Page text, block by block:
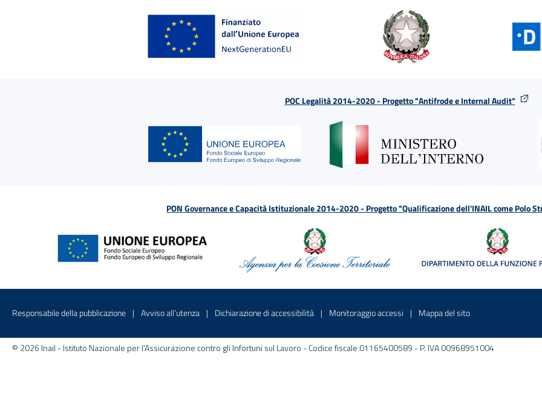
POC Legalità 2014-2020 - Progetto "Antifrode e Internal Audit"
PON Governance e Capacità Istituzionale 2014-2020 - Progetto "Qualificazione dell'INAIL come Polo
Menu di servizio
Responsabile della pubblicazione Sito interno - Apre in una nuova finestra
Avviso all’utenza Sito interno - Apre in una nuova finestra
Dichiarazione di accessibilità Sito interno - Apre in una nuova finestra
Monitoraggio accessi Sito interno - Apre in una nuova
Mappa del sitoSito interno - Apre
© 2026 Inail - Istituto Nazionale per l'Assicurazione contro gli Infortuni sul Lavoro - Codice fiscale 01165400589 - P. IVA 00968951004